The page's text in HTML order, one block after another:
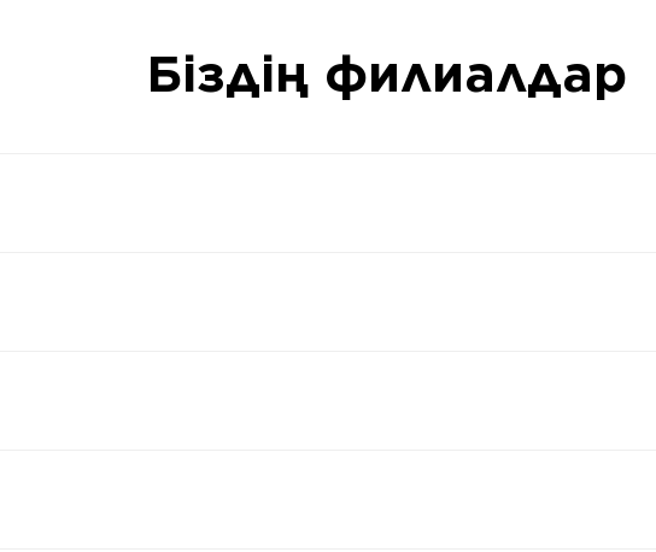
Біздің филиалдар